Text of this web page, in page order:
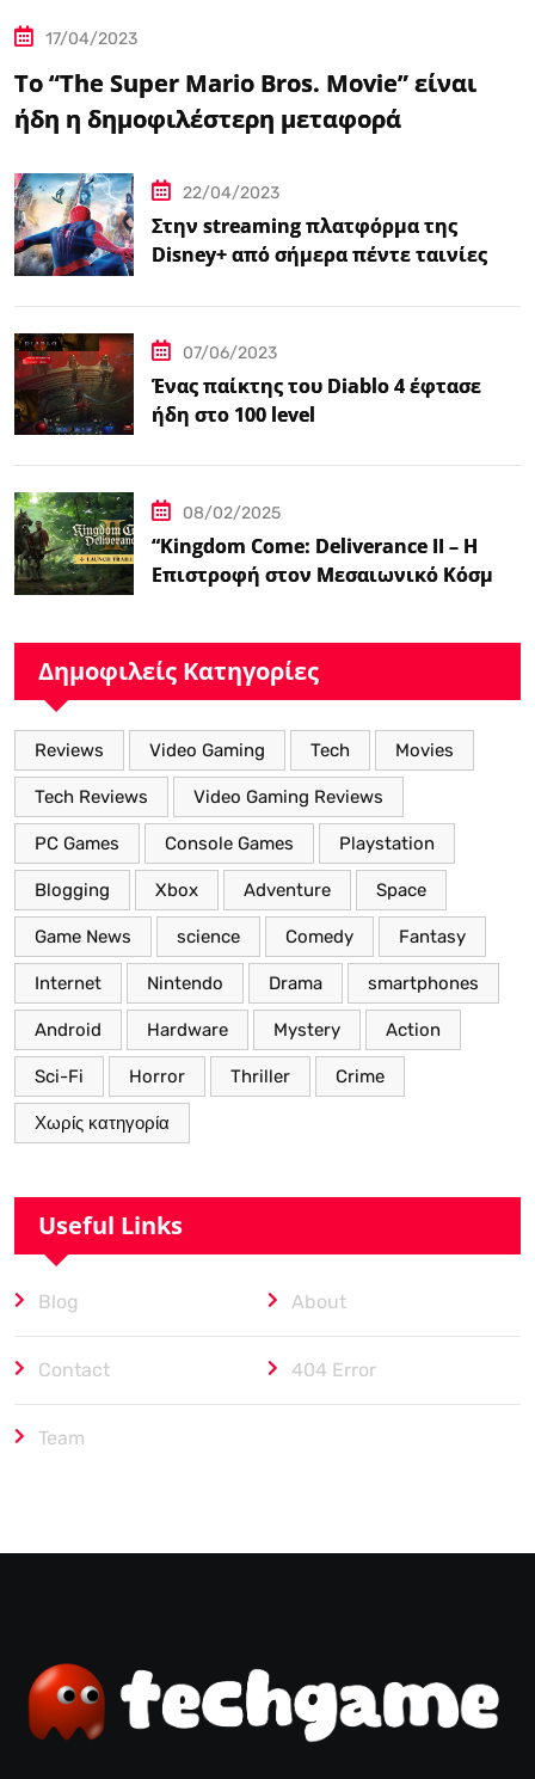
17/04/2023
Το “The Super Mario Bros. Movie” είναι
ήδη η δημοφιλέστερη μεταφορά
22/04/2023
Στην streaming πλατφόρμα της
Disney+ από σήμερα πέντε ταινίες
07/06/2023
Ένας παίκτης του Diablo 4 έφτασε
ήδη στο 100 level
08/02/2025
“Kingdom Come: Deliverance II – Η
Επιστροφή στον Μεσαιωνικό Κόσμο
Δημοφιλείς Κατηγορίες
Reviews Video Gaming Tech Movies
Tech Reviews Video Gaming Reviews
PC Games Console Games Playstation
Blogging Xbox Adventure Space
Game News science Comedy Fantasy
Internet Nintendo Drama smartphones
Android Hardware Mystery Action
Sci-Fi Horror Thriller Crime
Χωρίς κατηγορία
Useful Links
Blog About
Contact 404 Error
Team